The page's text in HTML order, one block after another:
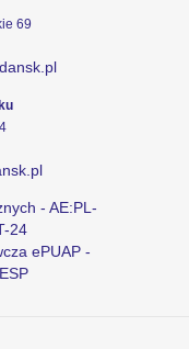
69
- AE:PL-
24
ePUAP -